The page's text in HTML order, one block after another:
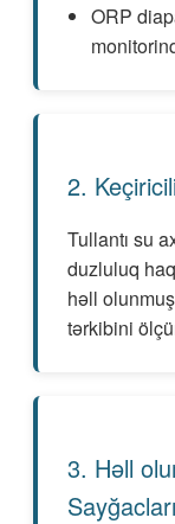
ORP
2.
Tullantı su
duzluluq
həll
tərkibini
3. Həll
Sayğacları